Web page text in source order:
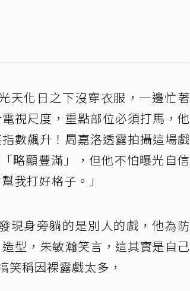
天化日之下沒穿衣服，一邊忙著
視尺度，重點部位必須打馬，他
數飆升！周嘉洛透露拍攝這場戲
略顯豐滿」，但他不怕曝光自信
我打好格子。」
現身旁躺的是別人的戲，他為防
型，朱敏瀚笑言，這其實是自己
稱因裸露戲太多，